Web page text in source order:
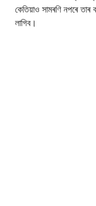
কেতিয়াও সামৰণি নপৰে তাৰ
লাগিব।